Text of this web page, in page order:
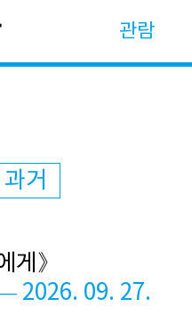
관람
과거
게》
2026. 09. 27.